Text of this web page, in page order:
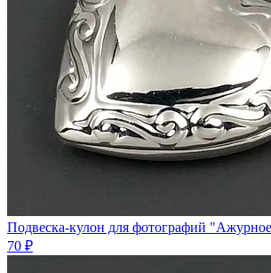
Подвеска-кулон для фотографий
70 ₽